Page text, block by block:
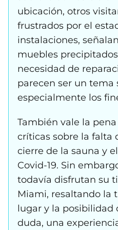
ubicación, otros
frustrados por el
instalaciones,
muebles
necesidad de
parecen ser un tema
especialmente los
También vale la
críticas sobre la falta
cierre de la sauna y
Covid-19. Sin
todavía disfrutan su
Miami, resaltando la
lugar y la posibilidad
duda, una